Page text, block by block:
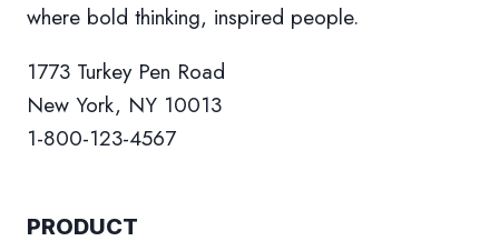
where bold thinking, inspired people.
1773 Turkey Pen Road
New York, NY 10013
1-800-123-4567
PRODUCT